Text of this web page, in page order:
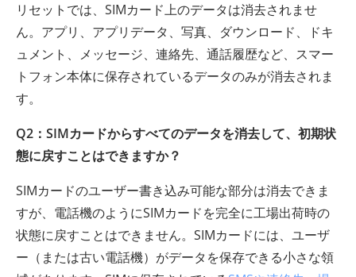
リセットでは、SIMカード上のデータは消去されませ
ん。アプリ、アプリデータ、写真、ダウンロード、ドキ
ュメント、メッセージ、連絡先、通話履歴など、スマー
トフォン本体に保存されているデータのみが消去されま
す。
Q2：SIMカードからすべてのデータを消去して、初期状
態に戻すことはできますか？
SIMカードのユーザー書き込み可能な部分は消去できま
すが、電話機のようにSIMカードを完全に工場出荷時の
状態に戻すことはできません。SIMカードには、ユーザ
ー（または古い電話機）がデータを保存できる小さな領